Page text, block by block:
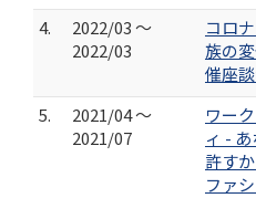
4.
2022/03 ～
2022/03
コロ
族の
催座
5.
2021/04 ～
2021/07
ワー
ィ -
許す
ファ